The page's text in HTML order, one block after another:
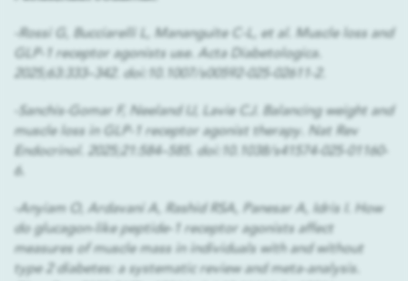
-Rossi G, Bucciarelli L, Mananguite C-L, et al. Muscle loss and
GLP-1 receptor agonists use. Acta Diabetologica.
2025;63:333–342. doi:10.1007/s00592-025-02611-2.
-Sanchis-Gomar F, Neeland IJ, Lavie CJ. Balancing weight and
muscle loss in GLP-1 receptor agonist therapy. Nat Rev
Endocrinol. 2025;21:584–585. doi:10.1038/s41574-025-01160-
6.
-Anyiam O, Ardavani A, Rashid RSA, Panesar A, Idris I. How
do glucagon-like peptide-1 receptor agonists affect
measures of muscle mass in individuals with and without
type 2 diabetes: a systematic review and meta-analysis.